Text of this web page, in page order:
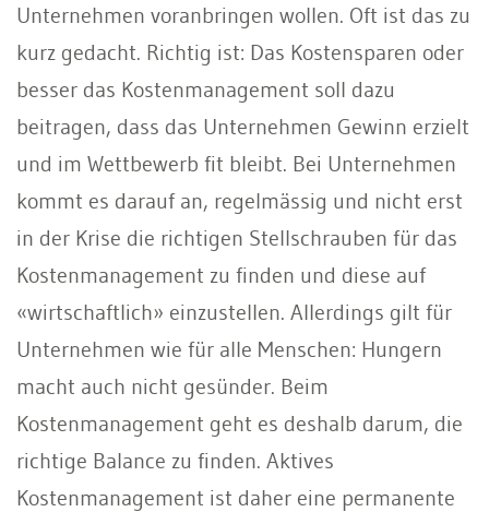
Unternehmen voranbringen wollen. Oft ist das zu
kurz gedacht. Richtig ist: Das Kostensparen oder
besser das Kostenmanagement soll dazu
beitragen, dass das Unternehmen Gewinn erzielt
und im Wettbewerb fit bleibt. Bei Unternehmen
kommt es darauf an, regelmässig und nicht erst
in der Krise die richtigen Stellschrauben für das
Kostenmanagement zu finden und diese auf
«wirtschaftlich» einzustellen. Allerdings gilt für
Unternehmen wie für alle Menschen: Hungern
macht auch nicht gesünder. Beim
Kostenmanagement geht es deshalb darum, die
richtige Balance zu finden. Aktives
Kostenmanagement ist daher eine permanente